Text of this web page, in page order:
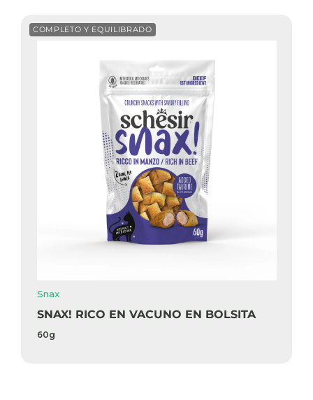
COMPLETO Y EQUILIBRADO
Snax
SNAX! RICO EN VACUNO EN BOLSITA
60g